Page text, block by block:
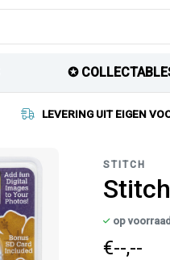
✪
LEVERING UIT EIGEN
STITCH
op voorraad
€--,--